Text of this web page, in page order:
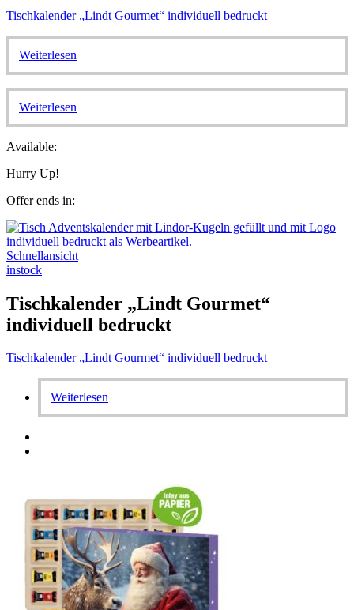
Tischkalender „Lindt Gourmet“ individuell bedruckt
Weiterlesen
Weiterlesen
Available:
Hurry Up!
Offer ends in:
Schnellansicht
instock
Tischkalender „Lindt Gourmet“
individuell bedruckt
Tischkalender „Lindt Gourmet“ individuell bedruckt
Weiterlesen